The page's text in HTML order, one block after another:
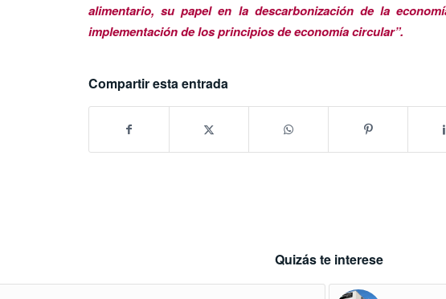
alimentario, su papel en la descarbonización de la
implementación de los principios de economía circular”.
Compartir esta entrada
Quizás te interese